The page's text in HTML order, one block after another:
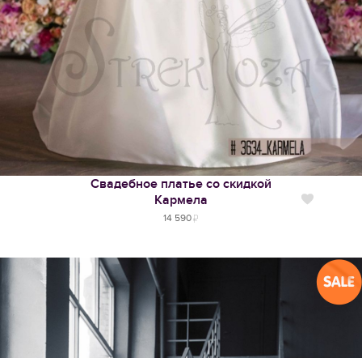
Свадебное платье со скидкой
Кармела
14 590